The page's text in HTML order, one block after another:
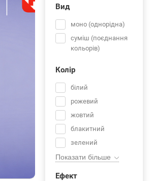
Вид
моно (однорідна)
суміш (поєднання
кольорів)
Колір
білий
рожевий
жовтий
блакитний
зелений
салатовий
Показати більше
Ефект